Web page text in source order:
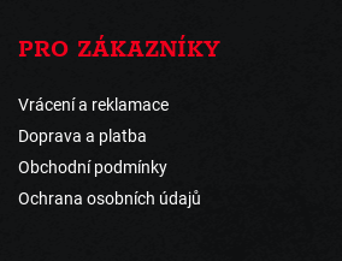
PRO ZÁKAZNÍKY
Vrácení a reklamace
Doprava a platba
Obchodní podmínky
Ochrana osobních údajů